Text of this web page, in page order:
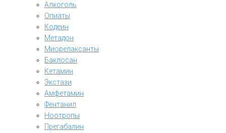
Алкоголь
Опиаты
Кодеин
Метадон
Миорелаксанты
Баклосан
Кетамин
Экстази
Амфетамин
Фентанил
Ноотропы
Прегабалин